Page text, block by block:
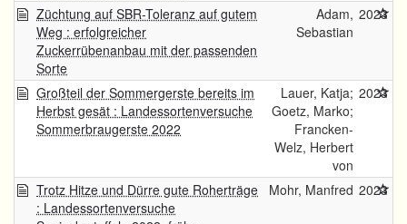
Züchtung auf SBR-Toleranz auf gutem
Weg : erfolgreicher
Zuckerrübenanbau mit der passenden
Sorte
Adam,
Sebastian
2023
Großteil der Sommergerste bereits im
Herbst gesät : Landessortenversuche
Sommerbraugerste 2022
Lauer, Katja;
Goetz, Marko;
Francken-
Welz, Herbert
von
2023
Trotz Hitze und Dürre gute Roherträge
: Landessortenversuche
Mohr, Manfred 2023